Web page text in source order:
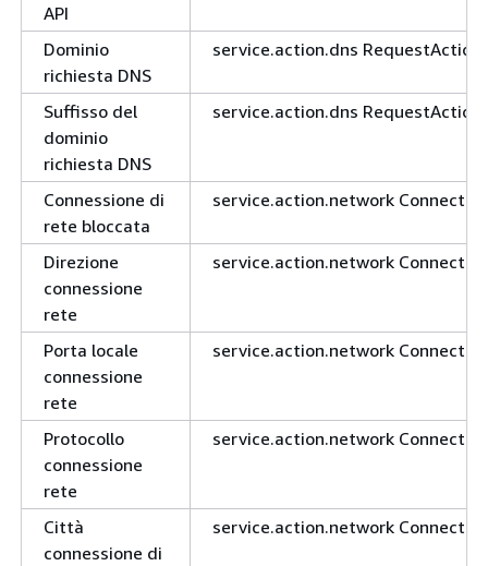
API
Dominio
richiesta DNS
service.action.dns
Suffisso del
dominio
richiesta DNS
service.action.dns
Connessione di
rete bloccata
service.action.network
Direzione
connessione
rete
service.action.network
Porta locale
connessione
rete
service.action.network
Protocollo
connessione
rete
service.action.network
Città
connessione di
service.action.network